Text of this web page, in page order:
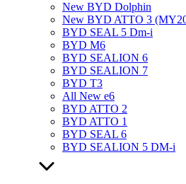
New BYD Dolphin
New BYD ATTO 3
BYD SEAL 5 Dm-i
BYD M6
BYD SEALION 6
BYD SEALION 7
BYD T3
All New e6
BYD ATTO 2
BYD ATTO 1
BYD SEAL 6
BYD SEALION 5 DM-i